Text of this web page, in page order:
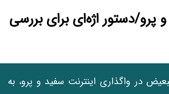
پرو/دستور اژه‌ای برای بررسی
در واگذاری اینترنت سفید و پرو، به